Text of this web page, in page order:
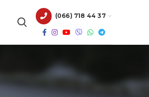
(066) 718 44 37